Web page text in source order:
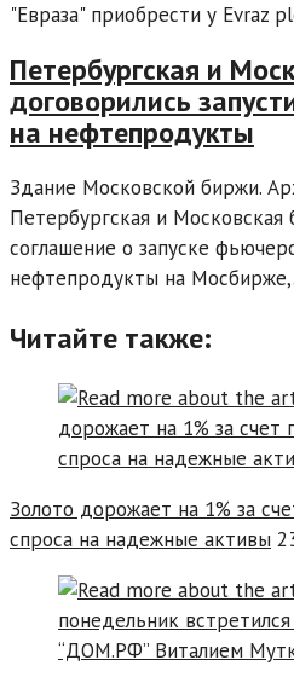
"Евраза" приобрести у Evraz
Петербургская и
договорились
на нефтепродукты
Здание Московской биржи.
Петербургская и Московская
соглашение о запуске
нефтепродукты на
Читайте также:
Золото дорожает на 1% за
спроса на надежные активы